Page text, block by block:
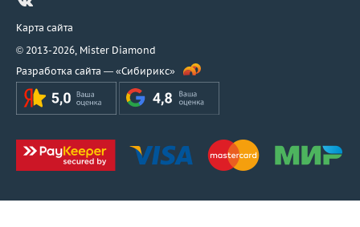
Карта сайта
© 2013-2026, Mister Diamond
Разработка сайта — «Сибирикс»